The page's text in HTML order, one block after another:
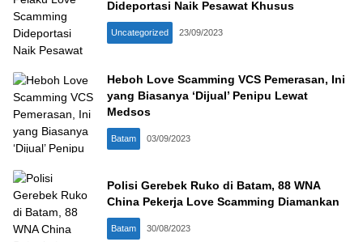
Dideportasi Naik Pesawat Khusus
Uncategorized 23/09/2023
Heboh Love Scamming VCS Pemerasan, Ini
yang Biasanya ‘Dijual’ Penipu Lewat
Medsos
Batam 03/09/2023
Polisi Gerebek Ruko di Batam, 88 WNA
China Pekerja Love Scamming Diamankan
Batam 30/08/2023